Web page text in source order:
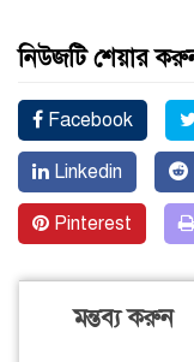
নিউজটি শেয়ার
Facebook
Linkedin
Pinterest
মন্তব্য করুন